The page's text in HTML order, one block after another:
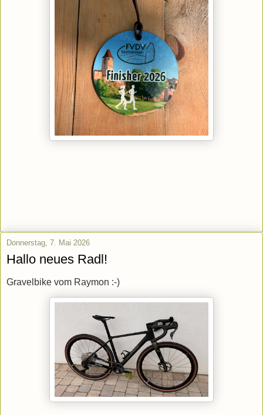
Donnerstag, 7. Mai 2026
Hallo neues Radl!
Gravelbike vom Raymon :-)